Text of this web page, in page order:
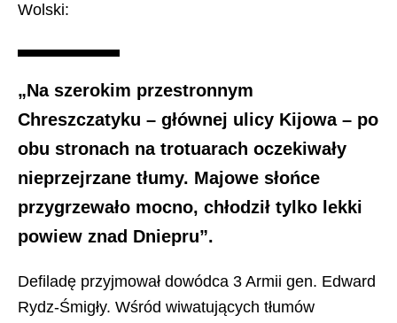
Wolski:
„Na szerokim przestronnym
Chreszczatyku – głównej ulicy Kijowa – po
obu stronach na trotuarach oczekiwały
nieprzejrzane tłumy. Majowe słońce
przygrzewało mocno, chłodził tylko lekki
powiew znad Dniepru”.
Defiladę przyjmował dowódca 3 Armii gen. Edward
Rydz-Śmigły. Wśród wiwatujących tłumów